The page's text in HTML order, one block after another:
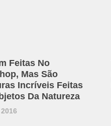
Feitas No
Mas São
Incríveis Feitas
Da Natureza